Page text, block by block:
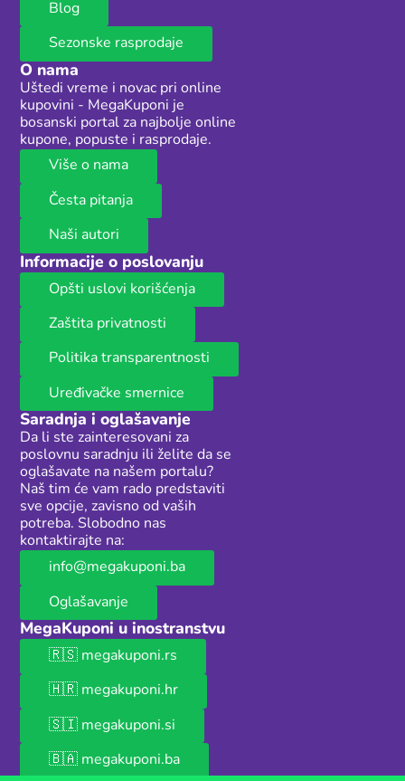
Blog
Sezonske rasprodaje
O nama
Uštedi vreme i novac pri online
kupovini - MegaKuponi je
bosanski portal za najbolje online
kupone, popuste i rasprodaje.
Više o nama
Česta pitanja
Naši autori
Informacije o poslovanju
Opšti uslovi korišćenja
Zaštita privatnosti
Politika transparentnosti
Uređivačke smernice
Saradnja i oglašavanje
Da li ste zainteresovani za
poslovnu saradnju ili želite da se
oglašavate na našem portalu?
Naš tim će vam rado predstaviti
sve opcije, zavisno od vaših
potreba. Slobodno nas
kontaktirajte na:
info@megakuponi.ba
Oglašavanje
MegaKuponi u inostranstvu
🇷🇸 megakuponi.rs
🇭🇷 megakuponi.hr
🇸🇮 megakuponi.si
🇧🇦 megakuponi.ba